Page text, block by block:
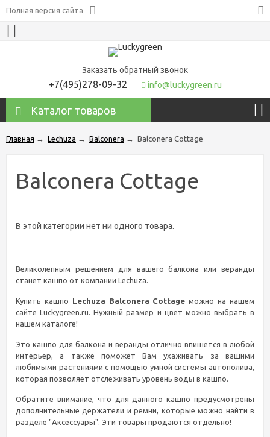
Полная версия сайта
Заказать обратный звонок
+7(495)278-09-32 info@luckygreen.ru
Каталог товаров
Главная → Lechuza → Balconera → Balconera Cottage
Balconera Cottage
В этой категории нет ни одного товара.
Великолепным решением для вашего балкона или веранды
станет кашпо от компании Lechuza.
Купить кашпо Lechuza Balconera Cottage можно на нашем
сайте Luckygreen.ru. Нужный размер и цвет можно выбрать в
нашем каталоге!
Это кашпо для балкона и веранды отлично впишется в любой
интерьер, а также поможет Вам ухаживать за вашими
любимыми растениями с помощью умной системы автополива,
которая позволяет отслеживать уровень воды в кашпо.
Обратите внимание, что для данного кашпо предусмотрены
дополнительные держатели и ремни, которые можно найти в
разделе "Аксессуары". Эти товары продаются отдельно!